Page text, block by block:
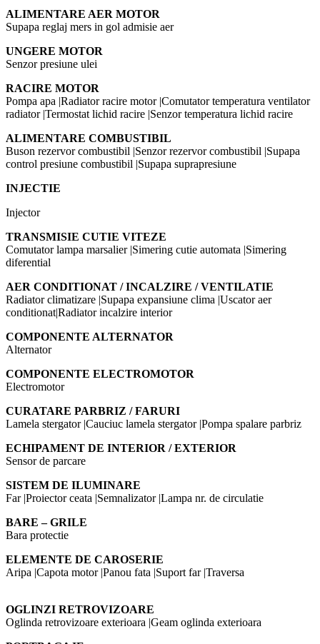
ALIMENTARE AER MOTOR
Supapa reglaj mers in gol admisie aer
UNGERE MOTOR
Senzor presiune ulei
RACIRE MOTOR
Pompa apa |Radiator racire motor |Comutator temperatura ventilator
radiator |Termostat lichid racire |Senzor temperatura lichid racire
ALIMENTARE COMBUSTIBIL
Buson rezervor combustibil |Senzor rezervor combustibil |Supapa
control presiune combustibil |Supapa suprapresiune
INJECTIE
Injector
TRANSMISIE CUTIE VITEZE
Comutator lampa marsalier |Simering cutie automata |Simering
diferential
AER CONDITIONAT / INCALZIRE / VENTILATIE
Radiator climatizare |Supapa expansiune clima |Uscator aer
conditionat|Radiator incalzire interior
COMPONENTE ALTERNATOR
Alternator
COMPONENTE ELECTROMOTOR
Electromotor
CURATARE PARBRIZ / FARURI
Lamela stergator |Cauciuc lamela stergator |Pompa spalare parbriz
ECHIPAMENT DE INTERIOR / EXTERIOR
Sensor de parcare
SISTEM DE ILUMINARE
Far |Proiector ceata |Semnalizator |Lampa nr. de circulatie
BARE – GRILE
Bara protectie
ELEMENTE DE CAROSERIE
Aripa |Capota motor |Panou fata |Suport far |Traversa
OGLINZI RETROVIZOARE
Oglinda retrovizoare exterioara |Geam oglinda exterioara